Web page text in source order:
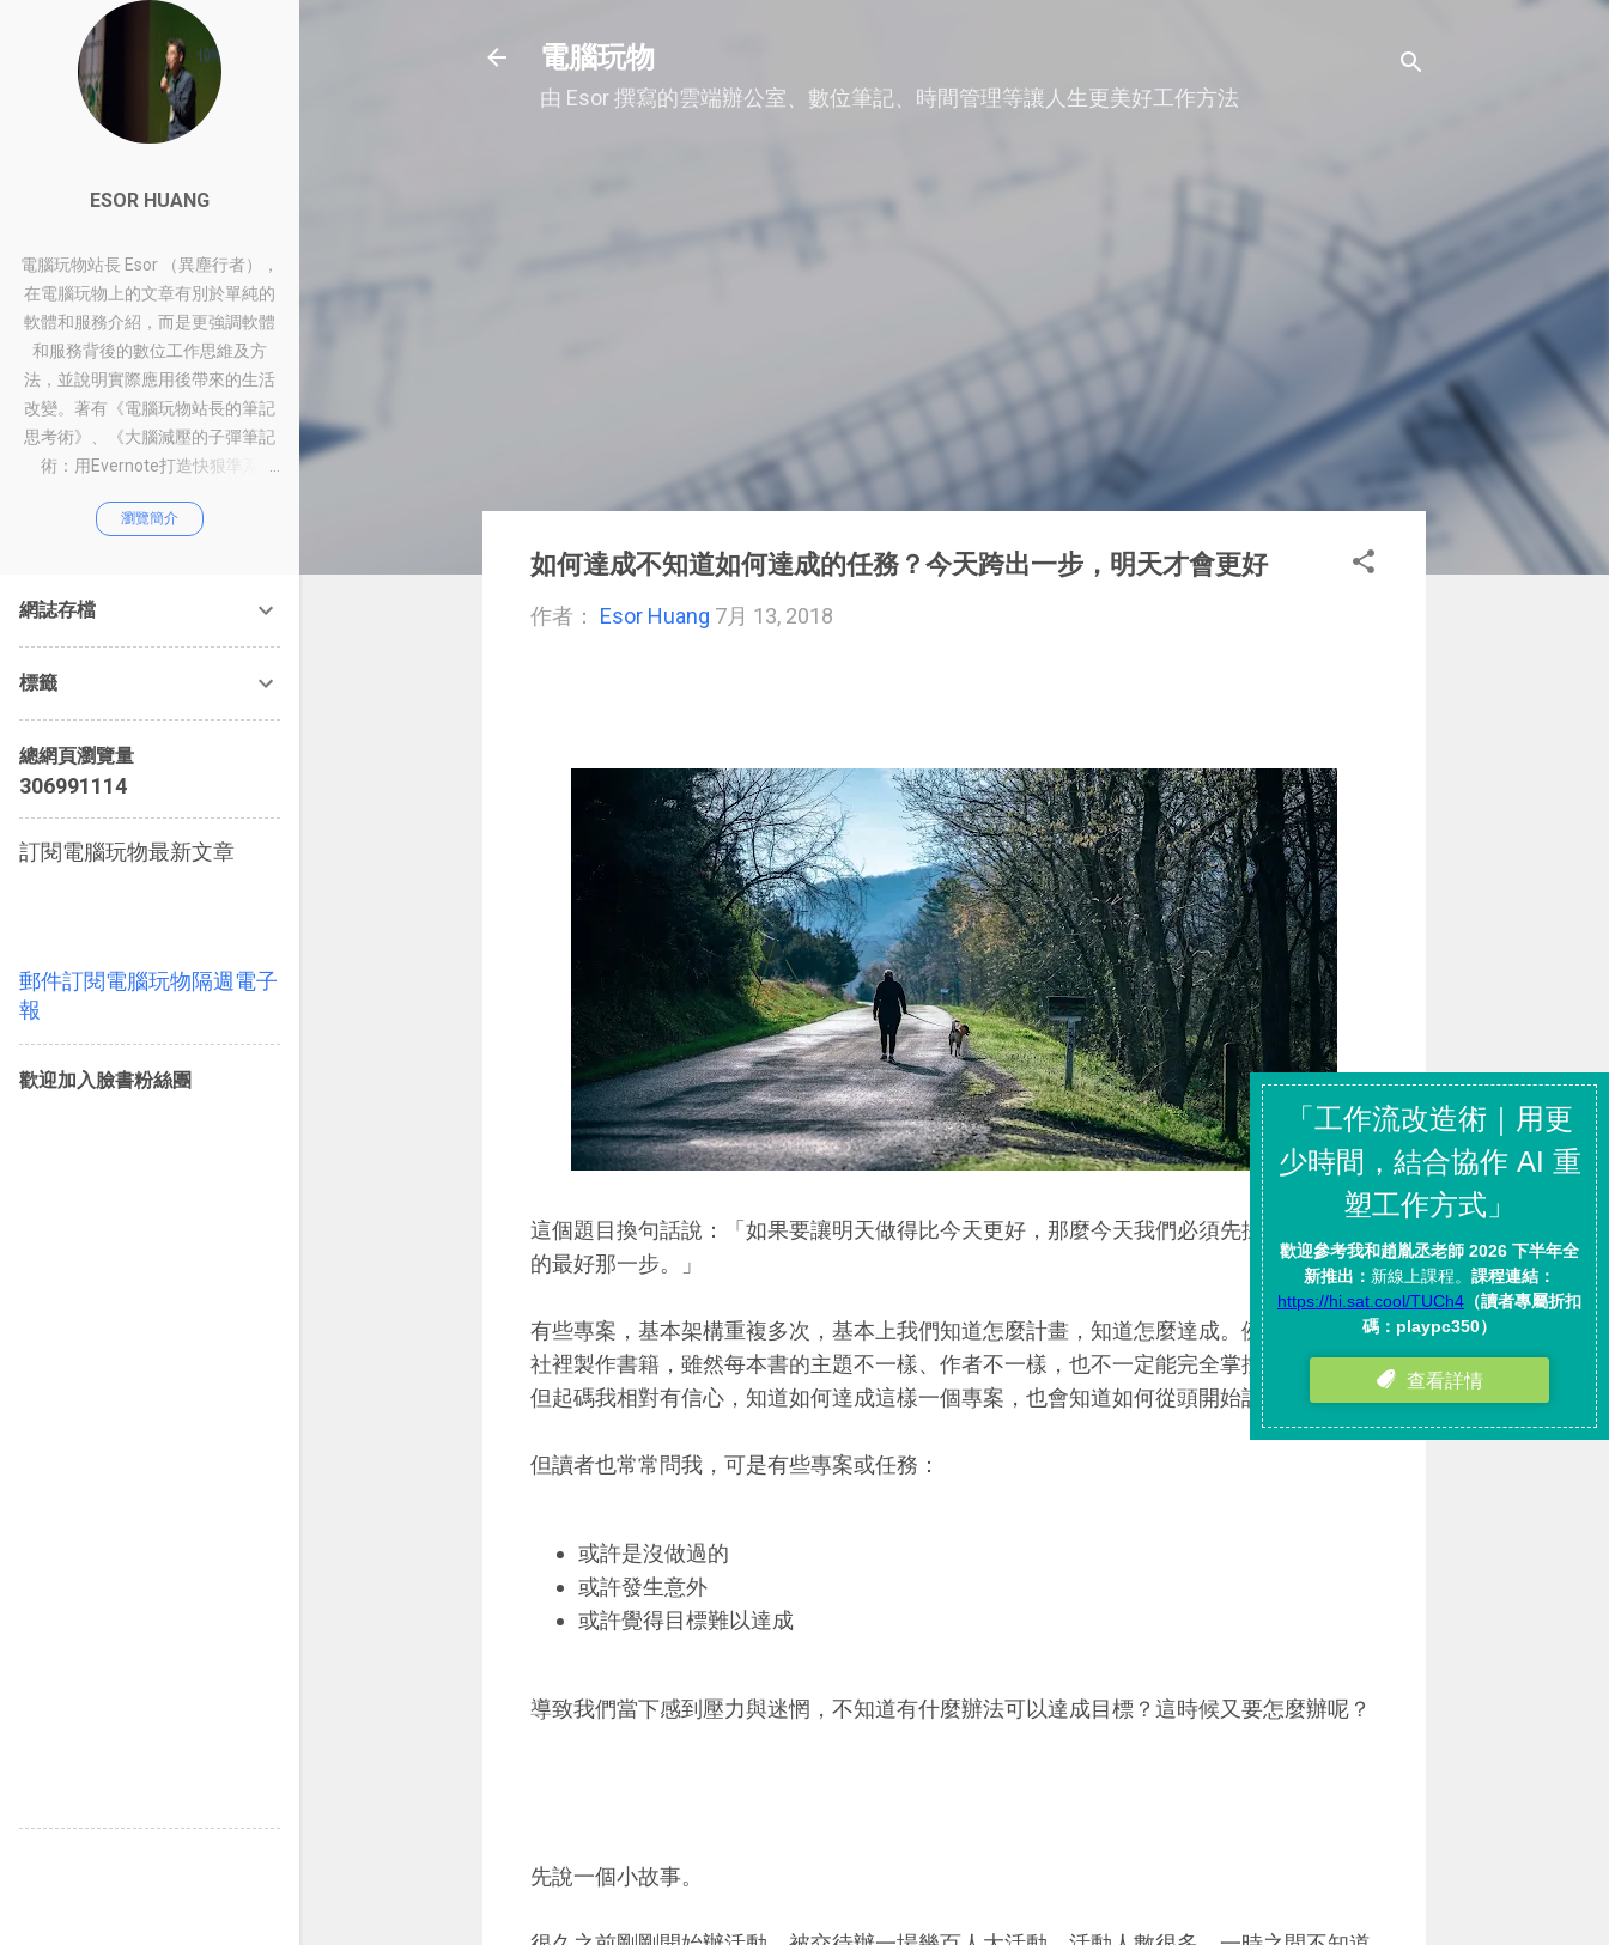
電腦玩物
由 Esor 撰寫的雲端辦公室、數位筆記、時間管理等讓人生更美好工作方法
如何達成不知道如何達成的任務？今天跨出一步，明天才會更好
作者： Esor Huang 7月 13, 2018
這個題目換句話說：「如果要讓明天做得比今天更好，那麼今天我們必須先採取可以採取
的最好那一步。」
有些專案，基本架構重複多次，基本上我們知道怎麼計畫，知道怎麼達成。例如我在出版
社裡製作書籍，雖然每本書的主題不一樣、作者不一樣，也不一定能完全掌控作者進度，
但起碼我相對有信心，知道如何達成這樣一個專案，也會知道如何從頭開始計畫。
但讀者也常常問我，可是有些專案或任務：
或許是沒做過的
或許發生意外
或許覺得目標難以達成
導致我們當下感到壓力與迷惘，不知道有什麼辦法可以達成目標？這時候又要怎麼辦呢？
先說一個小故事。
ESOR HUANG
電腦玩物站長 Esor （異塵行者），
在電腦玩物上的文章有別於單純的
軟體和服務介紹，而是更強調軟體
和服務背後的數位工作思維及方
法，並說明實際應用後帶來的生活
改變。著有《電腦玩物站長的筆記
思考術》、《大腦減壓的子彈筆記
術：用Evernote打造快狠準系
作術：從職場到人生的100個聰明
瀏覽簡介
網誌存檔
標籤
總網頁瀏覽量
306991114
訂閱電腦玩物最新文章
郵件訂閱電腦玩物隔週電子
報
歡迎加入臉書粉絲團